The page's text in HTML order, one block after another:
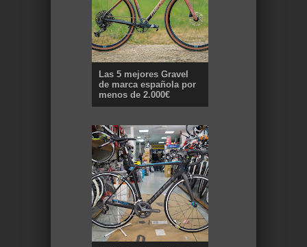
Las 5 mejores Gravel
de marca española por
menos de 2.000€